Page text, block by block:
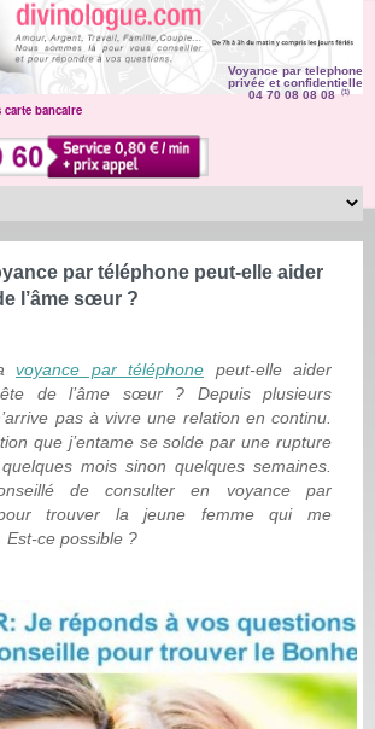
Voyance par telephone
privée et confidentielle
04 70 08 08 08
(1)
carte bancaire
par téléphone peut-elle aider
l’âme sœur ?
voyance par téléphone peut-elle aider
de l’âme sœur ? Depuis plusieurs
pas à vivre une relation en continu.
que j’entame se solde par une rupture
mois sinon quelques semaines.
de consulter en voyance par
trouver la jeune femme qui me
Est-ce possible ?